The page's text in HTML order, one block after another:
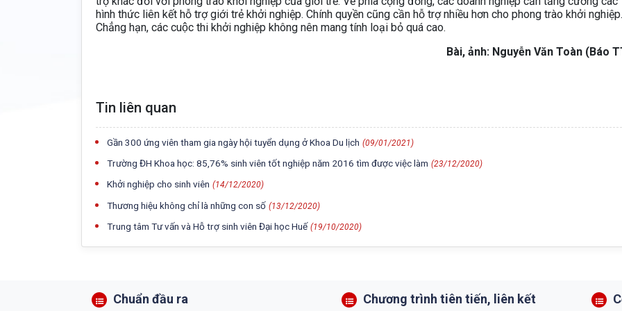
hình thức liên kết hỗ trợ giới trẻ khởi nghiệp. Chính quyền cũng cần hỗ trợ nhiều hơn cho phong trào khởi nghiệp.
Chẳng hạn, các cuộc thi khởi nghiệp không nên mang tính loại bỏ quá cao.
Bài, ảnh: Nguyễn Văn Toàn (Báo
Tin liên quan
Gần 300 ứng viên tham gia ngày hội tuyển dụng ở Khoa Du lịch (09/01/2021)
Trường ĐH Khoa học: 85,76% sinh viên tốt nghiệp năm 2016 tìm được việc làm (23/12/2020)
Khởi nghiệp cho sinh viên (14/12/2020)
Thương hiệu không chỉ là những con số (13/12/2020)
Trung tâm Tư vấn và Hỗ trợ sinh viên Đại học Huế (19/10/2020)
Chuẩn đầu ra Chương trình tiên tiến, liên kết